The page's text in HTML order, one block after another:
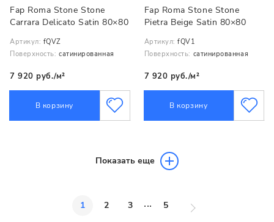
Fap Roma Stone Stone
Carrara Delicato Satin 80×80
Артикул: fQVZ
Поверхность: сатинированная
7 920 руб./м²
В корзину
Fap Roma Stone Stone
Pietra Beige Satin 80×80
Артикул: fQV1
Поверхность: сатинированная
7 920 руб./м²
В корзину
Показать еще
1 2 3 ... 5